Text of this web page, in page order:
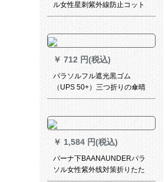
ル女性星刺紫外線防止コット
ン携帯帯ピンク-小さな星レ-ス
￥ 712 円(税込)
パラソルフル遮光黒ゴム
（UPS 50+）三つ折りの傘晴
雨兼用傘30565 D幽梅
￥ 1,584 円(税込)
バーナ下BAANAUNDERパラ
ソル女性紫外线対策折りたた